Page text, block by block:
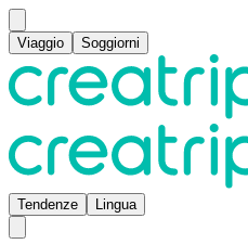
Viaggio Soggiorni
Tendenze Lingua